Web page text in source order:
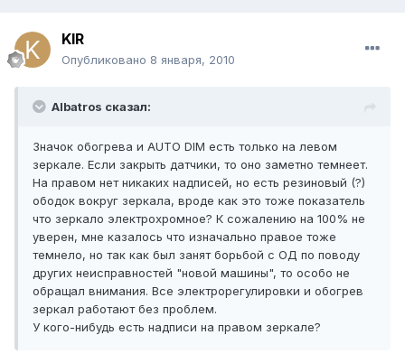
KIR
Опубликовано 8 января, 2010
Albatros сказал:
Значок обогрева и AUTO DIM есть только на левом
зеркале. Если закрыть датчики, то оно заметно темнеет.
На правом нет никаких надписей, но есть резиновый (?)
ободок вокруг зеркала, вроде как это тоже показатель
что зеркало электрохромное? К сожалению на 100% не
уверен, мне казалось что изначально правое тоже
темнело, но так как был занят борьбой с ОД по поводу
других неисправностей "новой машины", то особо не
обращал внимания. Все электрорегулировки и обогрев
зеркал работают без проблем.
У кого-нибудь есть надписи на правом зеркале?